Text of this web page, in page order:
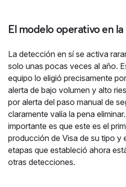
El modelo operativo en
La detección en sí se activa
solo unas pocas veces al año.
equipo lo eligió precisamente
alerta de bajo volumen y alto
por alerta del paso manual de
claramente valía la pena
importante es que este es el
producción de Visa de su tipo y
etapas que estableció ahora
otras detecciones.